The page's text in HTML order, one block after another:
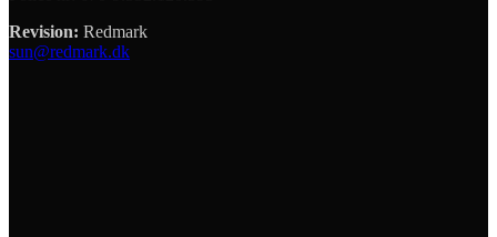
Revision: Redmark
sun@redmark.dk